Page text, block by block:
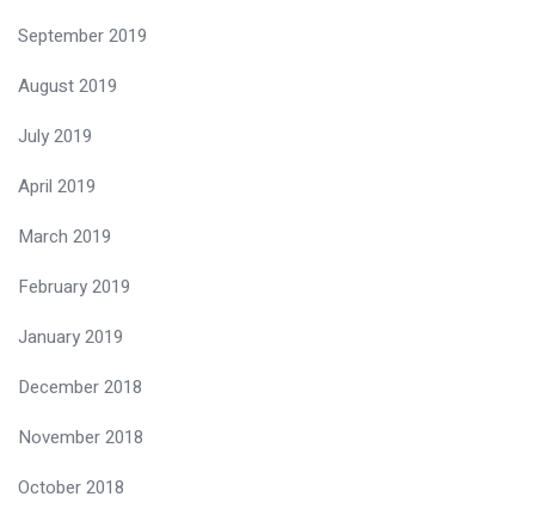
September 2019
August 2019
July 2019
April 2019
March 2019
February 2019
January 2019
December 2018
November 2018
October 2018